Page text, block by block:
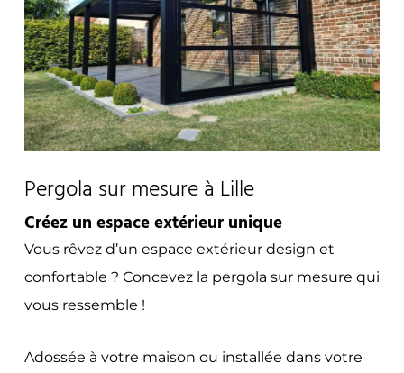
Pergola sur mesure à Lille
Créez un espace extérieur unique
Vous rêvez d’un espace extérieur design et
confortable ? Concevez la pergola sur mesure qui
vous ressemble !
Adossée à votre maison ou installée dans votre